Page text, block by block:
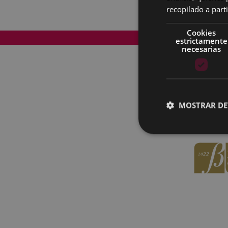
Mapa del Sitio
recopilado a
Cookies
estrictamente
necesarias
MOSTRAR